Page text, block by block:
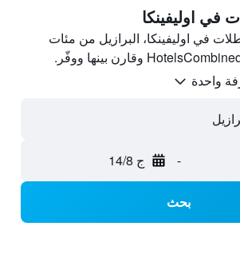
في اوليفينكا
في اوليفينكا، البرازيل من مئات
- ج 14/8
بحث